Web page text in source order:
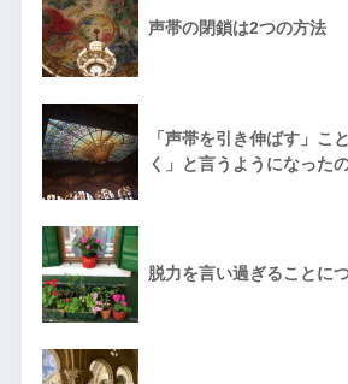
声帯の閉鎖は2つの方法
「声帯を引き伸ばす」こ
く」と言うようになった
脱力を言い過ぎることに